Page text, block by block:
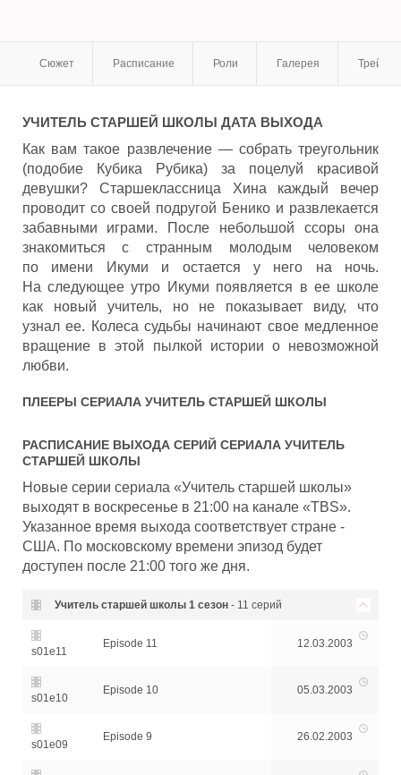
Сюжет Расписание Роли Галерея
УЧИТЕЛЬ СТАРШЕЙ ШКОЛЫ ДАТА ВЫХОДА
Как вам такое развлечение — собрать треугольник
(подобие Кубика Рубика) за поцелуй красивой
девушки? Старшеклассница Хина каждый вечер
проводит со своей подругой Бенико и развлекается
забавными играми. После небольшой ссоры она
знакомиться с странным молодым человеком
по имени Икуми и остается у него на ночь.
На следующее утро Икуми появляется в ее школе
как новый учитель, но не показывает виду, что
узнал ее. Колеса судьбы начинают свое медленное
вращение в этой пылкой истории о невозможной
любви.
ПЛЕЕРЫ СЕРИАЛА УЧИТЕЛЬ СТАРШЕЙ ШКОЛЫ
РАСПИСАНИЕ ВЫХОДА СЕРИЙ СЕРИАЛА УЧИТЕЛЬ
СТАРШЕЙ ШКОЛЫ
Новые серии сериала «Учитель старшей школы»
выходят в воскресенье в 21:00 на канале «TBS».
Указанное время выхода соответствует стране -
США. По московскому времени эпизод будет
доступен после 21:00 того же дня.
Учитель старшей школы 1 сезон - 11 серий
s01e11
Episode 11 12.03.2003
s01e10
Episode 10 05.03.2003
s01e09
Episode 9 26.02.2003